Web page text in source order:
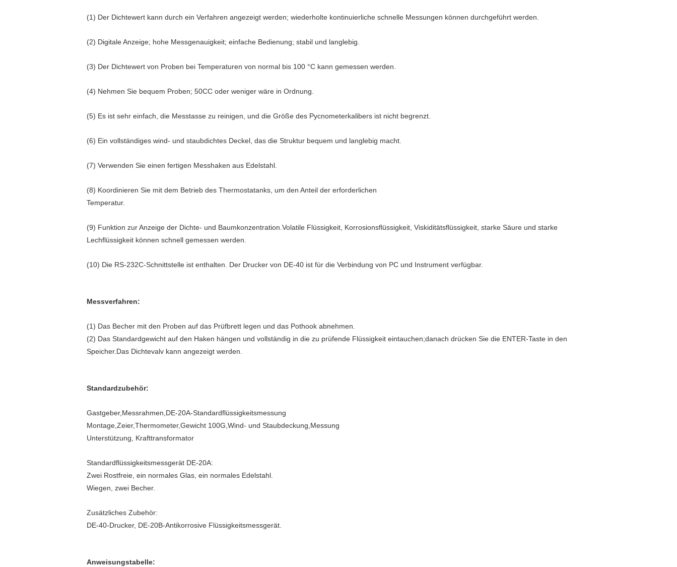
(1) Der Dichtewert kann durch ein Verfahren angezeigt werden; wiederholte kontinuierliche schnelle Messungen können durchgeführt werden.
(2) Digitale Anzeige; hohe Messgenauigkeit; einfache Bedienung; stabil und langlebig.
(3) Der Dichtewert von Proben bei Temperaturen von normal bis 100 °C kann gemessen werden.
(4) Nehmen Sie bequem Proben; 50CC oder weniger wäre in Ordnung.
(5) Es ist sehr einfach, die Messtasse zu reinigen, und die Größe des Pycnometerkalibers ist nicht begrenzt.
(6) Ein vollständiges wind- und staubdichtes Deckel, das die Struktur bequem und langlebig macht.
(7) Verwenden Sie einen fertigen Messhaken aus Edelstahl.
(8) Koordinieren Sie mit dem Betrieb des Thermostatanks, um den Anteil der erforderlichen
Temperatur.
(9) Funktion zur Anzeige der Dichte- und Baumkonzentration.Volatile Flüssigkeit, Korrosionsflüssigkeit, Viskiditätsflüssigkeit, starke Säure und starke
Lechflüssigkeit können schnell gemessen werden.
(10) Die RS-232C-Schnittstelle ist enthalten. Der Drucker von DE-40 ist für die Verbindung von PC und Instrument verfügbar.
Messverfahren:
(1) Das Becher mit den Proben auf das Prüfbrett legen und das Pothook abnehmen.
(2) Das Standardgewicht auf den Haken hängen und vollständig in die zu prüfende Flüssigkeit eintauchen;danach drücken Sie die ENTER-Taste in den
Speicher.Das Dichtevalv kann angezeigt werden.
Standardzubehör:
Gastgeber,Messrahmen,DE-20A-Standardflüssigkeitsmessung
Montage,Zeier,Thermometer,Gewicht 100G,Wind- und Staubdeckung,Messung
Unterstützung, Krafttransformator
Standardflüssigkeitsmessgerät DE-20A:
Zwei Rostfreie, ein normales Glas, ein normales Edelstahl.
Wiegen, zwei Becher.
Zusätzliches Zubehör:
DE-40-Drucker, DE-20B-Antikorrosive Flüssigkeitsmessgerät.
Anweisungstabelle: